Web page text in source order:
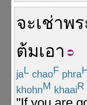
จะเช่าพ
ต้มเอา
jaL chaoF phra
khohnM khaaiR